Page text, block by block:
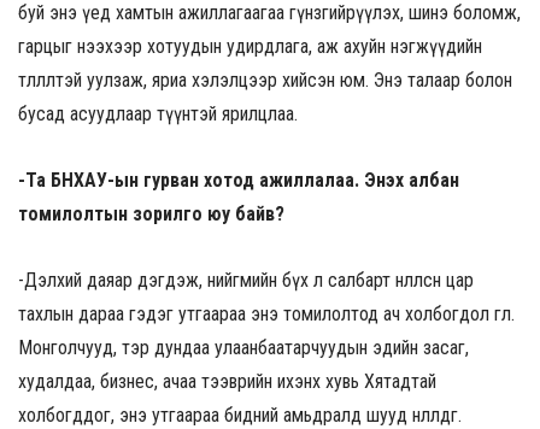
буй энэ үед хамтын ажиллагаагаа гүнзгийрүүлэх, шинэ боломж,
гарцыг нээхээр хотуудын удирдлага, аж ахуйн нэгжүүдийн
төлөөлөлтэй уулзаж, яриа хэлэлцээр хийсэн юм. Энэ талаар болон
бусад асуудлаар түүнтэй ярилцлаа.
-Та БНХАУ-ын гурван хотод ажиллалаа. Энэхүү албан
томилолтын зорилго юу байв?
-Дэлхий даяар дэгдэж, нийгмийн бүх л салбарт нөлөөлсөн цар
тахлын дараа гэдэг утгаараа энэ томилолтод ач холбогдол өглөө.
Монголчууд, тэр дундаа улаанбаатарчуудын эдийн засаг,
худалдаа, бизнес, ачаа тээврийн ихэнх хувь Хятадтай
холбогддог, энэ утгаараа бидний амьдралд шууд нөлөөлдөг.